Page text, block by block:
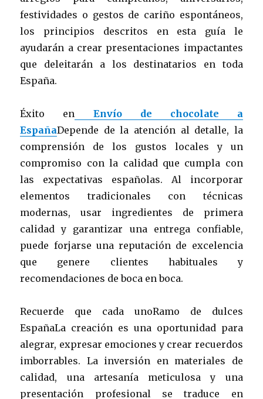
festividades o gestos de cariño espontáneos,
los principios descritos en esta guía le
ayudarán a crear presentaciones impactantes
que deleitarán a los destinatarios en toda
España.
Éxito en
Envío de chocolate a
EspañaDepende de la atención al detalle, la
comprensión de los gustos locales y un
compromiso con la calidad que cumpla con
las expectativas españolas. Al incorporar
elementos tradicionales con técnicas
modernas, usar ingredientes de primera
calidad y garantizar una entrega confiable,
puede forjarse una reputación de excelencia
que genere clientes habituales y
recomendaciones de boca en boca.
Recuerde que cada unoRamo de dulces
EspañaLa creación es una oportunidad para
alegrar, expresar emociones y crear recuerdos
imborrables. La inversión en materiales de
calidad, una artesanía meticulosa y una
presentación profesional se traduce en